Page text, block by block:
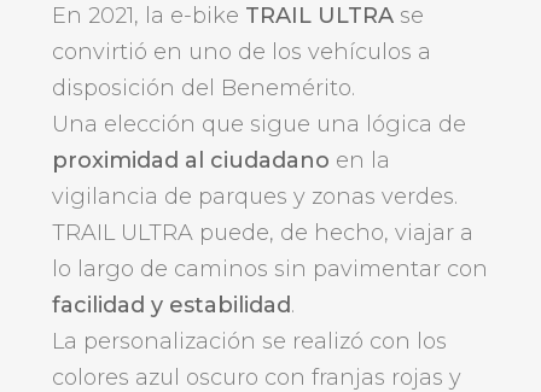
En 2021, la e-bike TRAIL ULTRAse
convirtió en uno de los vehículos a
disposición del Benemérito.
Una elección que sigue una lógica de
proximidad al ciudadano en la
vigilancia de parques y zonas verdes.
TRAIL ULTRA puede, de hecho, viajar a
lo largo de caminos sin pavimentar con
facilidad y estabilidad.
La personalización se realizó con los
colores azul oscuro con franjas rojas y